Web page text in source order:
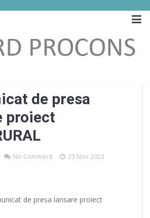
de presa
proiect
No Comment 23 Nov 2023
de presa lansare proiect